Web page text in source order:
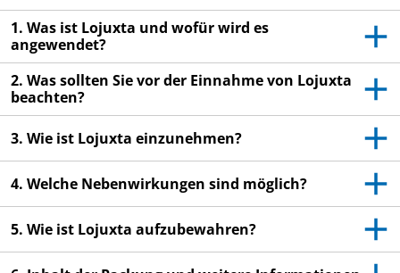
4.
Lesen Sie die gesamte Packungsbeilage sorgfältig
durch, bevor Sie mit der Einnahme dieses
Arzneimittels beginnen, denn sie enthält wichtige
Informationen.
Heben Sie die Packungsbeilage auf. Vielleicht
möchten Sie diese später nochmals lesen.
Wenn Sie weitere Fragen haben, wenden Sie sich
an Ihren Arzt oder Apotheker.
Dieses Arzneimittel wurde Ihnen persönlich
verschrieben. Geben Sie es nicht an Dritte weiter.
1. Was ist Lojuxta und wofür wird es
angewendet?
2. Was sollten Sie vor der Einnahme von Lojuxta
beachten?
3. Wie ist Lojuxta einzunehmen?
4. Welche Nebenwirkungen sind möglich?
5. Wie ist Lojuxta aufzubewahren?